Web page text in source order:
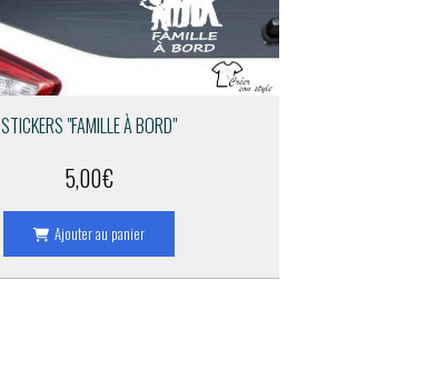
STICKERS "FAMILLE À BORD"
5,00€
Ajouter au panier